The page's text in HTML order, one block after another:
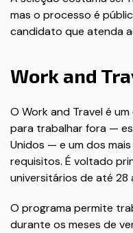
mas o processo é
candidato que atenda
Work and
O Work and Travel é
para trabalhar fora —
Unidos — e um dos
requisitos. É voltado
universitários de até 28
O programa permite
durante os meses de